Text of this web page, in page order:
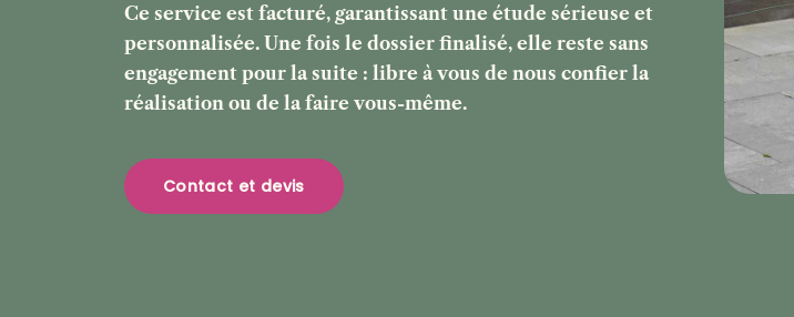
Ce service est facturé, garantissant une étude sérieuse et
personnalisée. Une fois le dossier finalisé, elle reste sans
engagement pour la suite : libre à vous de nous confier la
réalisation ou de la faire vous-même.
Contact et devis